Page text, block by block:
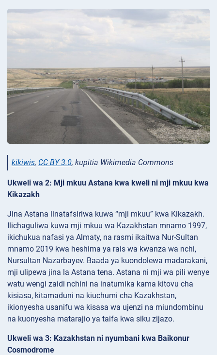
kikiwis, CC BY 3.0, kupitia Wikimedia Commons
Ukweli wa 2: Mji mkuu Astana kwa kweli ni mji mkuu kwa
Kikazakh
Jina Astana linatafsiriwa kuwa “mji mkuu” kwa Kikazakh.
Ilichaguliwa kuwa mji mkuu wa Kazakhstan mnamo 1997,
ikichukua nafasi ya Almaty, na rasmi ikaitwa Nur-Sultan
mnamo 2019 kwa heshima ya rais wa kwanza wa nchi,
Nursultan Nazarbayev. Baada ya kuondolewa madarakani,
mji ulipewa jina la Astana tena. Astana ni mji wa pili wenye
watu wengi zaidi nchini na inatumika kama kitovu cha
kisiasa, kitamaduni na kiuchumi cha Kazakhstan,
ikionyesha usanifu wa kisasa wa ujenzi na miundombinu
na kuonyesha matarajio ya taifa kwa siku zijazo.
Ukweli wa 3: Kazakhstan ni nyumbani kwa Baikonur
Cosmodrome